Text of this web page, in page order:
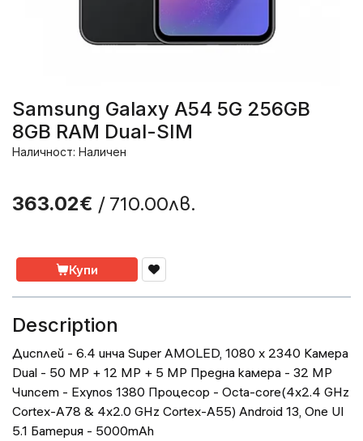
Samsung Galaxy A54 5G 256GB
8GB RAM Dual-SIM
Наличност: Наличен
363.02€ / 710.00лв.
Купи
Description
Дисплей - 6.4 инча Super AMOLED, 1080 x 2340 Камера
Dual - 50 MP + 12 MP + 5 MP Предна камера - 32 MP
Чипсет - Exynos 1380 Процесор - Octa-core(4x2.4 GHz
Cortex-A78 & 4x2.0 GHz Cortex-A55) Android 13, One UI
5.1 Батерия - 5000mAh